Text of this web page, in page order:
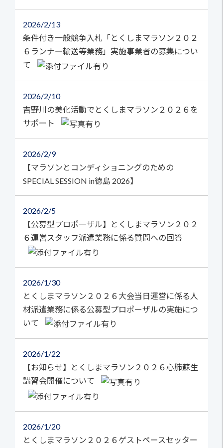
2026 2/13
条件付き一般競争入札「とくしまマラソン２０２
６ランナー輸送等業務」実施事業者の募集につい
て
2026 2/10
吉野川の美化活動でとくしまマラソン２０２６を
サポート
2026 2/9
【マラソンとコンディショニングのための
SPECIAL SESSION in徳島 2026】
2026 2/5
【公募型プロポ―ザル】とくしまマラソン２０２
６運営スタッフ派遣業務に係る質問への回答
2026 1/30
とくしまマラソン２０２６大会当日運営に係る人
材派遣業務に係る公募型プロポーザルの実施につ
いて
2026 1/22
【お知らせ】とくしまマラソン２０２６心肺蘇生
講習会開催について
2026 1/20
とくしまマラソン２０２６ゲストペースセッター